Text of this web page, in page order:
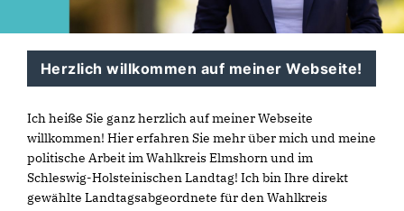
Herzlich willkommen auf meiner Webseite!
Ich heiße Sie ganz herzlich auf meiner Webseite
willkommen! Hier erfahren Sie mehr über mich und meine
politische Arbeit im Wahlkreis Elmshorn und im
Schleswig-Holsteinischen Landtag! Ich bin Ihre direkt
gewählte Landtagsabgeordnete für den Wahlkreis